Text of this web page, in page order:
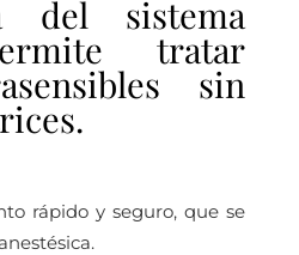
del sistema
tratar
sin
rápido y seguro, que se